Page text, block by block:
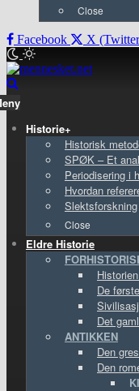
Close
Facebook X
Historie+
Historisk
SPØK – Et
Periodisering i
Hvordan
Slektsforskning
Close
Eldre Historie
De
Det
ANTIKKEN
Den
Den